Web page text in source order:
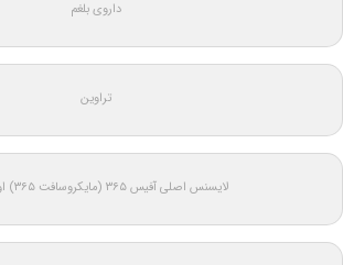
داروی بلغم
تراوین
لایسنس اصلی آفیس ۳۶۵ (مایکروسافت ۳۶۵) اورجینال